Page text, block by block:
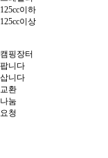
125cc이하
125cc이상
캠핑장터
팝니다
삽니다
교환
나눔
요청